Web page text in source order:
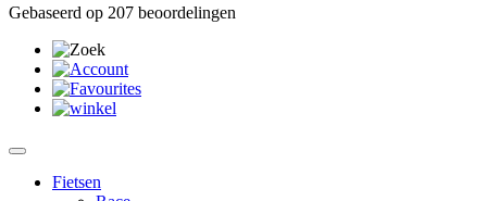
Gebaseerd op 207 beoordelingen
Fietsen